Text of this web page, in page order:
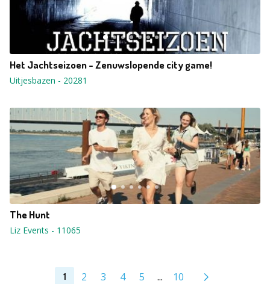
Het Jachtseizoen - Zenuwslopende city game!
Uitjesbazen - 20281
The Hunt
Liz Events - 11065
1 2 3 4 5 ... 10